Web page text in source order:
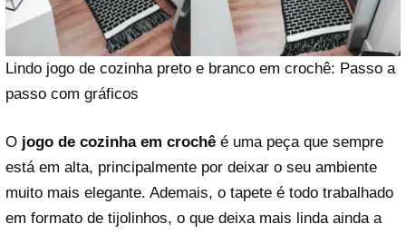
Lindo jogo de cozinha preto e branco em crochê: Passo a
passo com gráficos
O jogo de cozinha em crochê é uma peça que sempre
está em alta, principalmente por deixar o seu ambiente
muito mais elegante. Ademais, o tapete é todo trabalhado
em formato de tijolinhos, o que deixa mais linda ainda a